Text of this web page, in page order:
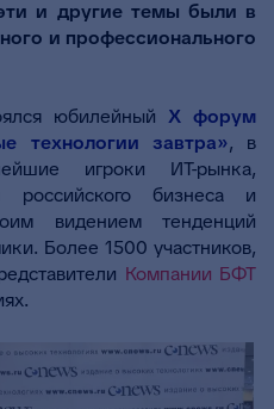
и другие темы были в
и профессионального
юбилейныйX форум
технологии завтра», в
игроки ИТ-рынка,
российского бизнеса и
видением тенденций
Более 1500 участников,
Компании БФТ